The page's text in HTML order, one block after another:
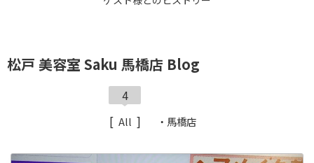
松戸 美容室 Saku 馬橋店 Blog
4
All ・馬橋店